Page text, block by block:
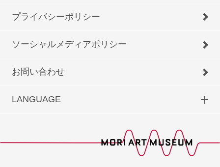
プライバシーポリシー
ソーシャルメディアポリシー
お問い合わせ
LANGUAGE